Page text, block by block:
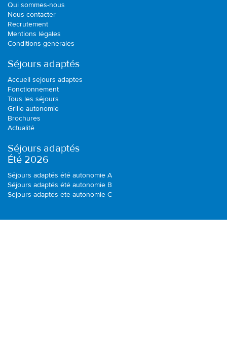
Qui sommes-nous
Nous contacter
Recrutement
Mentions légales
Conditions générales
Séjours adaptés
Accueil séjours adaptés
Fonctionnement
Tous les séjours
Grille autonomie
Brochures
Actualité
Séjours adaptés
Été 2026
Séjours adaptés été autonomie A
Séjours adaptés été autonomie B
Séjours adaptés été autonomie C